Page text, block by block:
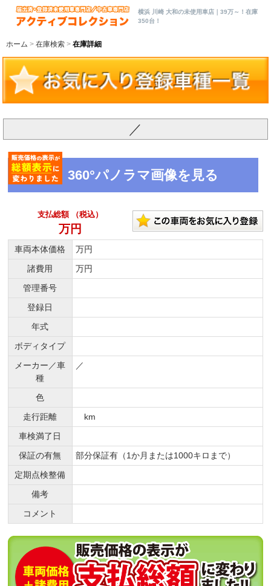
横浜 川崎 大和の未使用車店｜39万～！在庫
350台！
ホーム 在庫検索 在庫詳細
／
360°パノラマ画像を見る
支払総額 （税込）
万円
車両本体価格
万円
諸費用
万円
管理番号
登録日
年式
ボディタイプ
メーカー／車
種
／
色
走行距離
km
車検満了日
保証の有無
部分保証有（1か月または1000キロまで）
定期点検整備
備考
コメント